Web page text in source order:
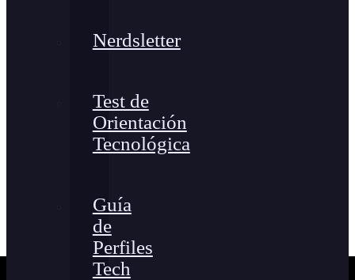
Nerdsletter
Test de
Orientación
Tecnológica
Guía
de
Perfiles
Tech